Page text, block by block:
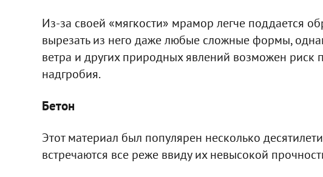
Из-за своей «мягкости» мрамор легче поддается
вырезать из него даже любые сложные формы,
ветра и других природных явлений возможен риск
надгробия.
Бетон
Этот материал был популярен несколько
встречаются все реже ввиду их невысокой